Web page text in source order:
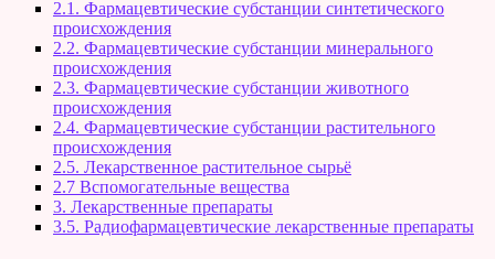
2.1. Фармацевтические субстанции синтетического
происхождения
2.2. Фармацевтические субстанции минерального
происхождения
2.3. Фармацевтические субстанции животного
происхождения
2.4. Фармацевтические субстанции растительного
происхождения
2.5. Лекарственное растительное сырьё
2.7 Вспомогательные вещества
3. Лекарственные препараты
3.5. Радиофармацевтические лекарственные препараты